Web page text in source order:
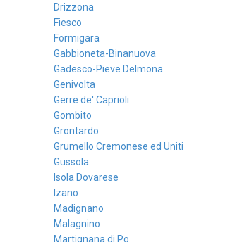
Drizzona
Fiesco
Formigara
Gabbioneta-Binanuova
Gadesco-Pieve Delmona
Genivolta
Gerre de' Caprioli
Gombito
Grontardo
Grumello Cremonese ed Uniti
Gussola
Isola Dovarese
Izano
Madignano
Malagnino
Martignana di Po